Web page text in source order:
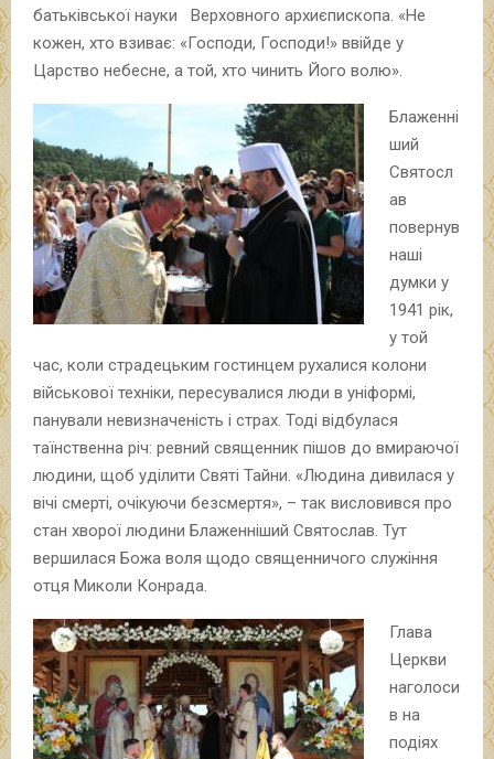
батьківської науки Верховного архиєпископа. «Не
кожен, хто взиває: «Господи, Господи!» ввійде у
Царство небесне, а той, хто чинить Його волю».
Блаженні
ший
Святосл
ав
повернув
наші
думки у
1941 рік,
у той
час, коли страдецьким гостинцем рухалися колони
військової техніки, пересувалися люди в уніформі,
панували невизначеність і страх. Тоді відбулася
таїнственна річ: ревний священник пішов до вмираючої
людини, щоб уділити Святі Тайни. «Людина дивилася у
вічі смерті, очікуючи безсмертя», – так висловився про
стан хворої людини Блаженніший Святослав. Тут
вершилася Божа воля щодо священничого служіння
отця Миколи Конрада.
Глава
Церкви
наголоси
в на
подіях